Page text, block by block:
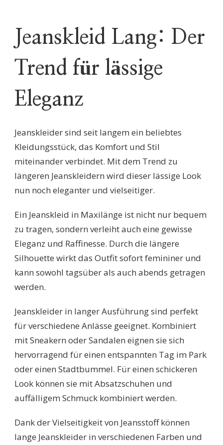
JEANSKLEID
Jeanskleid Lang: Der
Trend für lässige
Eleganz
Jeanskleider sind seit langem ein beliebtes
Kleidungsstück, das Komfort und Stil
miteinander verbindet. Mit dem Trend zu
längeren Jeanskleidern wird dieser lässige Look
nun noch eleganter und vielseitiger.
Ein Jeanskleid in Maxilänge ist nicht nur bequem
zu tragen, sondern verleiht auch eine gewisse
Eleganz und Raffinesse. Durch die längere
Silhouette wirkt das Outfit sofort femininer und
kann sowohl tagsüber als auch abends getragen
werden.
Jeanskleider in langer Ausführung sind perfekt
für verschiedene Anlässe geeignet. Kombiniert
mit Sneakern oder Sandalen eignen sie sich
hervorragend für einen entspannten Tag im Park
oder einen Stadtbummel. Für einen schickeren
Look können sie mit Absatzschuhen und
auffälligem Schmuck kombiniert werden.
Dank der Vielseitigkeit von Jeansstoff können
lange Jeanskleider in verschiedenen Farben und